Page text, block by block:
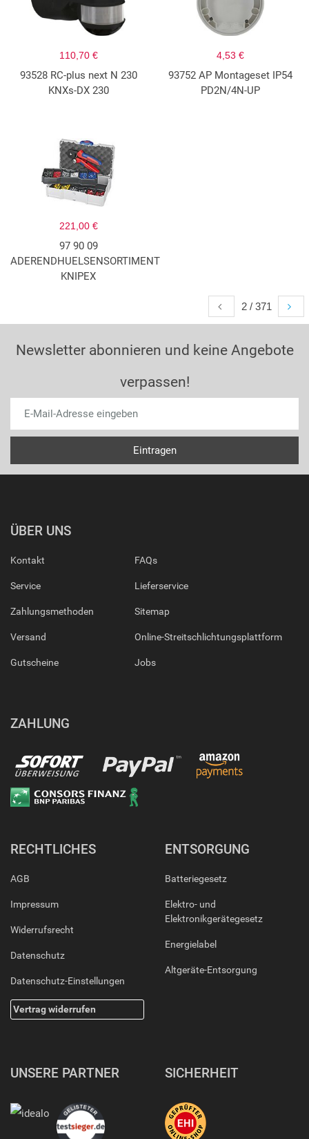
110,70 €
93528 RC-plus next N 230
KNXs-DX 230
4,53 €
93752 AP Montageset IP54
PD2N/4N-UP
221,00 €
97 90 09
ADERENDHUELSENSORTIMENT
KNIPEX
2 / 371
Newsletter abonnieren und keine Angebote
verpassen!
ÜBER UNS
Kontakt
Service
Zahlungsmethoden
Versand
Gutscheine
FAQs
Lieferservice
Sitemap
Online-Streitschlichtungsplattform
Jobs
ZAHLUNG
RECHTLICHES
AGB
Impressum
Widerrufsrecht
Datenschutz
Datenschutz-Einstellungen
Vertrag widerrufen
ENTSORGUNG
Batteriegesetz
Elektro- und
Elektronikgerätegesetz
Energielabel
Altgeräte-Entsorgung
UNSERE PARTNER SICHERHEIT